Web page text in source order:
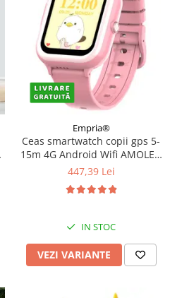
Empria®
Ceas smartwatch copii gps 5-
15m 4G Android Wifi AMOLED
1.72in, Roz
447,39 Lei
IN STOC
VEZI VARIANTE